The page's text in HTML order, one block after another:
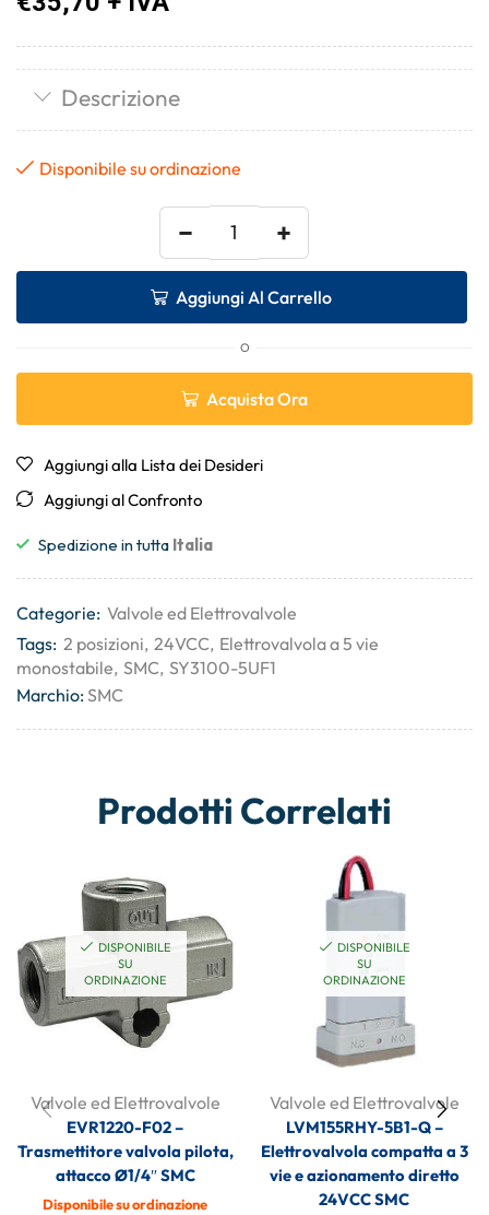
Descrizione
Disponibile su ordinazione
− +
Aggiungi Al Carrello
O
Acquista Ora
Aggiungi alla Lista dei Desideri
Aggiungi al Confronto
Spedizione in tutta Italia
Categorie: Valvole ed Elettrovalvole
Tags: 2 posizioni, 24VCC, Elettrovalvola a 5 vie
monostabile, SMC, SY3100-5UF1
Marchio:SMC
Prodotti Correlati
DISPONIBILE
SU
ORDINAZIONE
Valvole ed Elettrovalvole
EVR1220-F02 –
Trasmettitore valvola pilota,
attacco Ø1/4″ SMC
Disponibile su ordinazione
DISPONIBILE
SU
ORDINAZIONE
Valvole ed Elettrovalvole
LVM155RHY-5B1-Q –
Elettrovalvola compatta a 3
vie e azionamento diretto
24VCC SMC